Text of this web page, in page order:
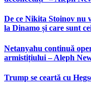
De ce Nikita Stoinov nu
la Dinamo și care sunt
Netanyahu continuă
armistițiului – Aleph
Trump se ceartă cu